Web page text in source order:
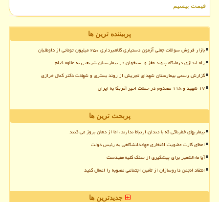
قیمت بیسیم
پربیننده ترین ها
بازار فروش سوالات جعلی آزمون دستیاری کلاهبرداری ۲۵۰ میلیون تومانی از داوطلبان
راه اندازی درمانگاه پیوند مغز و استخوان در بیمارستان شریعتی به علاوه فیلم
گزارش رسمی بیمارستان شهدای تجریش از روند بستری و شهادت دکتر کمال خرازی
۱۷ شهید و ۱۱۵ مصدوم در حملات اخیر آمریکا به ایران
پربحث ترین ها
بیماریهای خطرناکی که با دندان ارتباط ندارند، اما از دهان بروز می کنند
اعطای کارت عضویت افتخاری جهاددانشگاهی به رئیس دولت
آیا ماءالشعیر برای پیشگیری از سنگ کلیه مفیدست
انتقاد انجمن داروسازان از تأمین اجتماعی مصوبه را اعمال کنید
جدیدترین ها